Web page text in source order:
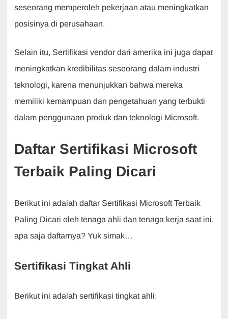
seseorang memperoleh pekerjaan atau meningkatkan
posisinya di perusahaan.
Selain itu, Sertifikasi vendor dari amerika ini juga dapat
meningkatkan kredibilitas seseorang dalam industri
teknologi, karena menunjukkan bahwa mereka
memiliki kemampuan dan pengetahuan yang terbukti
dalam penggunaan produk dan teknologi Microsoft.
Daftar Sertifikasi Microsoft
Terbaik Paling Dicari
Berikut ini adalah daftar Sertifikasi Microsoft Terbaik
Paling Dicari oleh tenaga ahli dan tenaga kerja saat ini,
apa saja daftarnya? Yuk simak…
Sertifikasi Tingkat Ahli
Berikut ini adalah sertifikasi tingkat ahli: